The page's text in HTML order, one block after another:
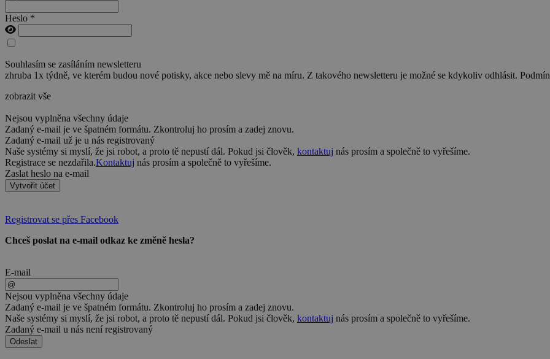
Heslo *
Souhlasím se zasíláním newsletteru
zhruba 1x týdně, ve kterém budou nové potisky, akce nebo slevy mě na míru. Z takového newsletteru je možné se kdykoliv odhlásit.
zobrazit vše
Nejsou vyplněna všechny údaje
Zadaný e-mail je ve špatném formátu. Zkontroluj ho prosím a zadej znovu.
Zadaný e-mail už je u nás registrovaný
Naše systémy si myslí, že jsi robot, a proto tě nepustí dál. Pokud jsi člověk, kontaktuj nás prosím a společně to vyřešíme.
Registrace se nezdařila.Kontaktuj nás prosím a společně to vyřešíme.
Zaslat heslo na e-mail
Vytvořit účet
Registrovat se přes Facebook
Chceš poslat na e-mail odkaz ke změně hesla?
E-mail
Nejsou vyplněna všechny údaje
Zadaný e-mail je ve špatném formátu. Zkontroluj ho prosím a zadej znovu.
Naše systémy si myslí, že jsi robot, a proto tě nepustí dál. Pokud jsi člověk, kontaktuj nás prosím a společně to vyřešíme.
Zadaný e-mail u nás není registrovaný
Odeslat